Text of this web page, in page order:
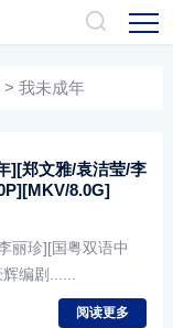
> 我未成年
][郑文雅/袁洁莹/李
8.0G]
丽珍][国粤双语中
编剧......
阅读更多